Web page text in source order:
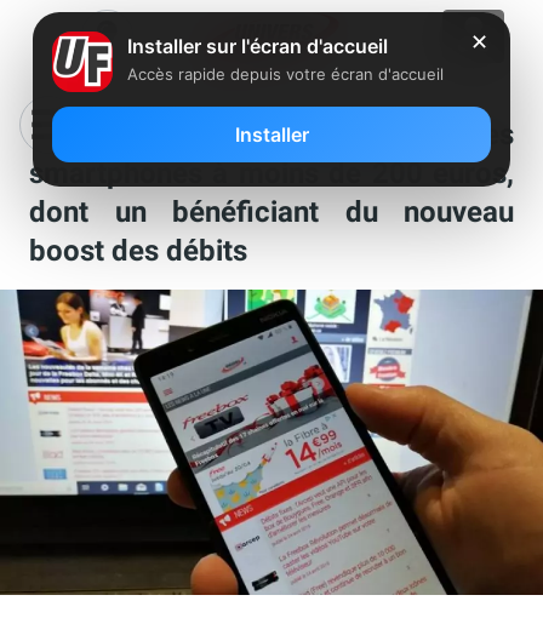
Free Mobile : comparatif des
smartphones à moins de 200 euros,
dont un bénéficiant du nouveau
boost des débits
✕
Installer sur l'écran d'accueil
Accès rapide depuis votre écran d'accueil
Installer